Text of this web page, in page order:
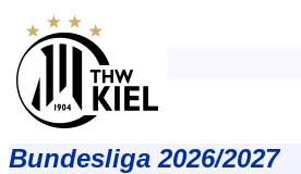
Bundesliga 2026/2027